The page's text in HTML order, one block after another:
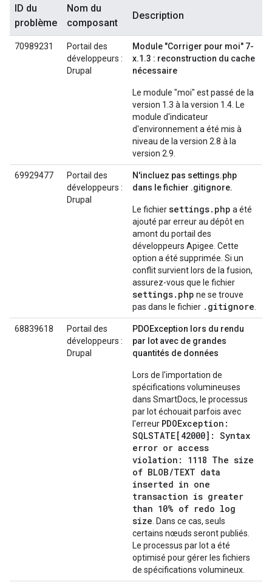
ID du
problème
Nom du
composant
Description
70989231
Portail des
développeurs :
Drupal
Module "Corriger pour moi" 7-
x.1.3 : reconstruction du cache
nécessaire
Le module "moi" est passé de la
version 1.3 à la version 1.4. Le
module d'indicateur
d'environnement a été mis à
niveau de la version 2.8 à la
version 2.9.
69929477
Portail des
développeurs :
Drupal
N'incluez pas settings.php
dans le fichier .gitignore.
Le fichiersettings.php a été
ajouté par erreur au dépôt en
amont du portail des
développeurs Apigee. Cette
option a été supprimée. Si un
conflit survient lors de la fusion,
assurez-vous que le fichier
settings.php ne se trouve
pas dans le fichier .gitignore
68839618
Portail des
développeurs :
Drupal
PDOException lors du rendu
par lot avec de grandes
quantités de données
Lors de l'importation de
spécifications volumineuses
dans SmartDocs, le processus
par lot échouait parfois avec
l'erreur PDOException:
SQLSTATE[42000]: Syntax
error or access
violation: 1118 The size
of BLOB/TEXT data
inserted in one
transaction is greater
than 10% of redo log
size . Dans ce cas, seuls
certains nœuds seront publiés.
Le processus par lot a été
optimisé pour gérer les fichiers
de spécifications volumineux.